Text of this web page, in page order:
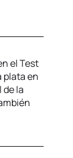
el Test
plata en
de la